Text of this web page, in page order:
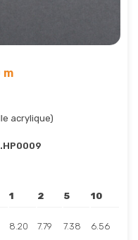
m
acrylique)
1 2 5 10
8.20 7.79 7.38 6.56